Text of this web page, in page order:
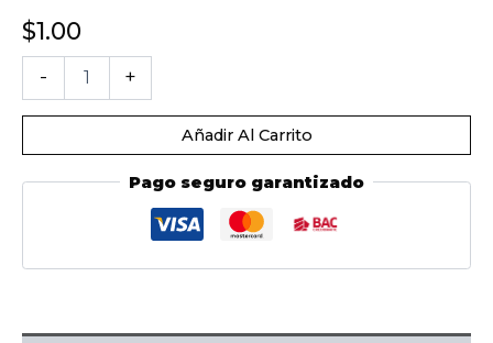
$1.00
-
cantidad
+
Añadir Al Carrito
Pago seguro garantizado